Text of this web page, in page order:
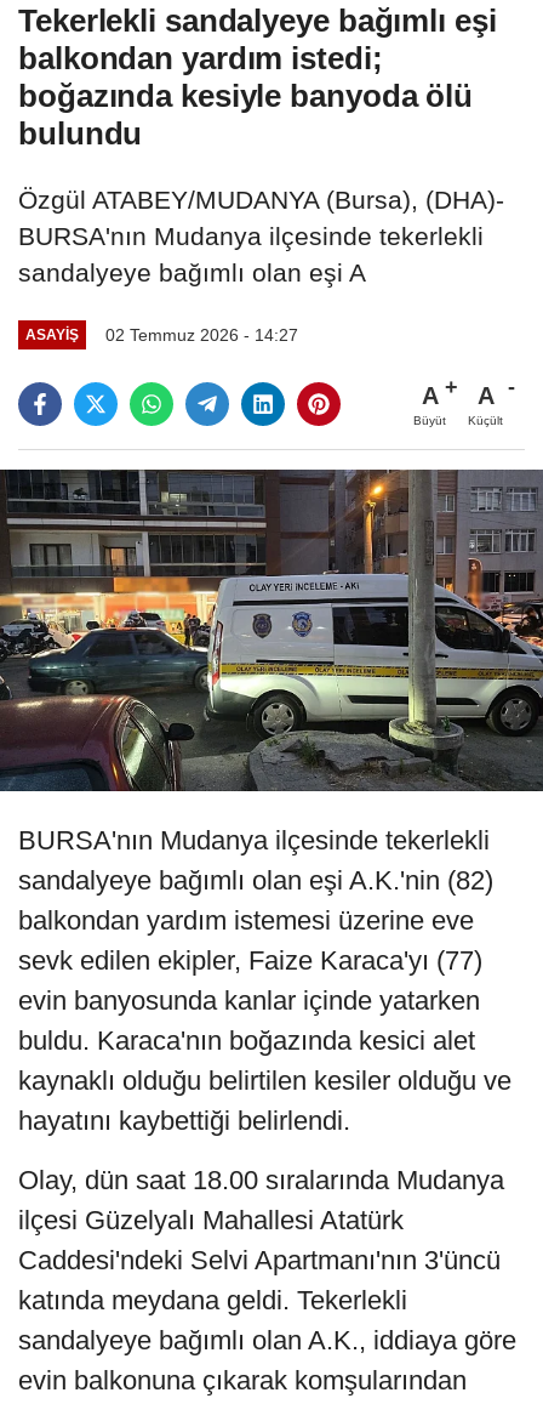
Tekerlekli sandalyeye bağımlı eşi
balkondan yardım istedi;
boğazında kesiyle banyoda ölü
bulundu
Özgül ATABEY/MUDANYA (Bursa), (DHA)-
BURSA'nın Mudanya ilçesinde tekerlekli
sandalyeye bağımlı olan eşi A
ASAYIŞ 02 Temmuz 2026 - 14:27
A
Büyüt
A
Küçült
BURSA'nın Mudanya ilçesinde tekerlekli
sandalyeye bağımlı olan eşi A.K.'nin (82)
balkondan yardım istemesi üzerine eve
sevk edilen ekipler, Faize Karaca'yı (77)
evin banyosunda kanlar içinde yatarken
buldu. Karaca'nın boğazında kesici alet
kaynaklı olduğu belirtilen kesiler olduğu ve
hayatını kaybettiği belirlendi.
Olay, dün saat 18.00 sıralarında Mudanya
ilçesi Güzelyalı Mahallesi Atatürk
Caddesi'ndeki Selvi Apartmanı'nın 3'üncü
katında meydana geldi. Tekerlekli
sandalyeye bağımlı olan A.K., iddiaya göre
evin balkonuna çıkarak komşularından